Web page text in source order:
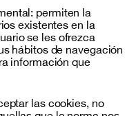
permiten la
existentes en la
se les ofrezca
hábitos de navegación
información que
las cookies, no